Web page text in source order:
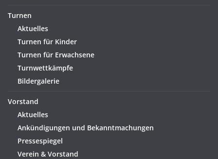
Turnen
Aktuelles
Turnen für Kinder
Turnen für Erwachsene
Turnwettkämpfe
Bildergalerie
Vorstand
Aktuelles
Ankündigungen und Bekanntmachungen
Pressespiegel
Verein & Vorstand